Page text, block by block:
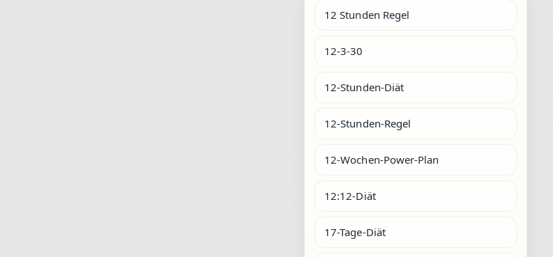
12 Stunden Regel
12-3-30
12-Stunden-Diät
12-Stunden-Regel
12-Wochen-Power-Plan
12:12-Diät
17-Tage-Diät